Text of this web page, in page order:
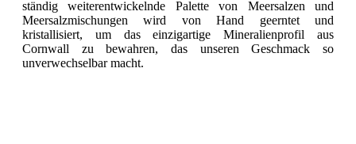
ständig weiterentwickelnde Palette von Meersalzen und
Meersalzmischungen wird von Hand geerntet und
kristallisiert, um das einzigartige Mineralienprofil aus
Cornwall zu bewahren, das unseren Geschmack so
unverwechselbar macht.